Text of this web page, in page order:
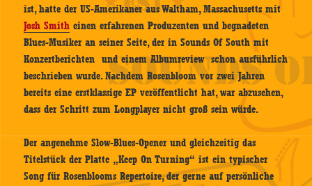
ist, hatte der US-Amerikaner aus Waltham, Massachusetts mit
Josh Smith einen erfahrenen Produzenten und begnadeten
Blues-Musiker an seiner Seite, der in Sounds Of South mit
Konzertberichten und einem Albumreview schon ausführlich
beschrieben wurde. Nachdem Rosenbloom vor zwei Jahren
bereits eine erstklassige EP veröffentlicht hat, war abzusehen,
dass der Schritt zum Longplayer nicht groß sein würde.
Der angenehme Slow-Blues-Opener und gleichzeitig das
Titelstück der Platte „Keep On Turning“ ist ein typischer
Song für Rosenblooms Repertoire, der gerne auf persönliche